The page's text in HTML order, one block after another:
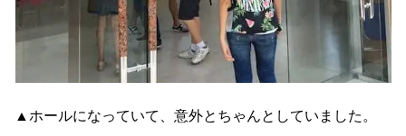
▲ホールになっていて、意外とちゃんとしていました。